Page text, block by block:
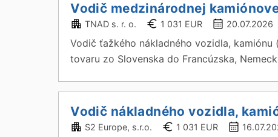
Vodič medzinárodnej
TNAD s. r. o. 1 031 EUR 20.07.2026
Vodič ťažkého nákladného vozidla,
tovaru zo Slovenska do Francúzska,
Vodič nákladného vozidla,
S2 Europe, s.r.o. 1 031 EUR